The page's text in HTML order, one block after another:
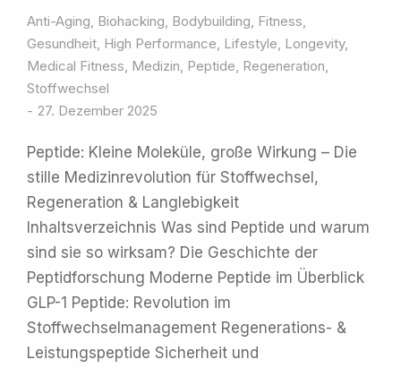
Anti-Aging, Biohacking, Bodybuilding, Fitness,
Gesundheit, High Performance, Lifestyle, Longevity,
Medical Fitness, Medizin, Peptide, Regeneration,
Stoffwechsel
27. Dezember 2025
Peptide: Kleine Moleküle, große Wirkung – Die
stille Medizinrevolution für Stoffwechsel,
Regeneration & Langlebigkeit
Inhaltsverzeichnis Was sind Peptide und warum
sind sie so wirksam? Die Geschichte der
Peptidforschung Moderne Peptide im Überblick
GLP-1 Peptide: Revolution im
Stoffwechselmanagement Regenerations- &
Leistungspeptide Sicherheit und